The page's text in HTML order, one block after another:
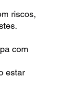
riscos,
com
estar